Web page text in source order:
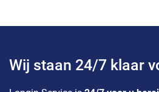
Wij staan 24/7 klaar